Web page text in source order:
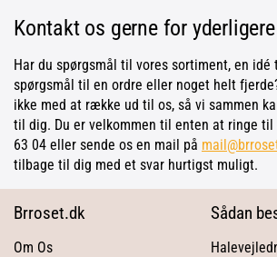
Kontakt os gerne for
Har du spørgsmål til vores sortiment, en
spørgsmål til en ordre eller noget helt
ikke med at række ud til os, så vi sammen
til dig. Du er velkommen til enten at ringe til
63 04 eller sende os en mail på
tilbage til dig med et svar hurtigst muligt.
Brroset.dk
Om Os
Sådan